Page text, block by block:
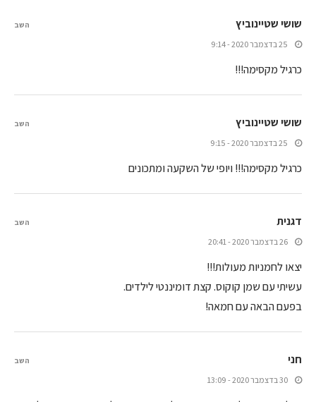
שושי שטיינוביץ
25 בדצמבר 2020 - 9:14
כרגיל מקסימה!!!
השב
שושי שטיינוביץ
25 בדצמבר 2020 - 9:15
כרגיל מקסימה!!! ויופי של השקעה ומתכונים
השב
דגנית
26 בדצמבר 2020 - 20:41
יצאו לחמניות מעולות!!!
עשיתי עם שמן קוקוס. קצת דומיננטי לילדים.
בפעם הבאה עם חמאה!
השב
חני
30 בדצמבר 2020 - 13:09
השב